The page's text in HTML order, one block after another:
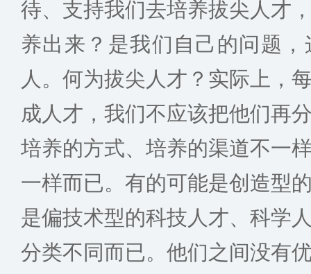
待、支持我们去培养拔尖人才
养出来？是我们自己的问题
人。何为拔尖人才？实际上，
成人才，我们不应该把他们再
培养的方式、培养的渠道不一
一样而已。有的可能是创造型
是偏技术型的科技人才、科学
分类不同而已。他们之间没有